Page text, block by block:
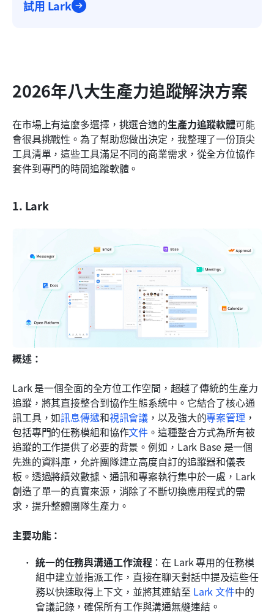
試用 Lark
2026年八大生產力追蹤解決方案
在市場上有這麼多選擇，挑選合適的生產力追蹤軟體可能
會很具挑戰性。為了幫助您做出決定，我整理了一份頂尖
工具清單，這些工具滿足不同的商業需求，從全方位協作
套件到專門的時間追蹤軟體。
1. Lark
概述：
Lark 是一個全面的全方位工作空間，超越了傳統的生產力
追蹤，將其直接整合到協作生態系統中。它結合了核心通
訊工具，如訊息傳遞和視訊會議 ，以及強大的專案管理 ，
包括專門的任務模組和協作文件 。這種整合方式為所有被
追蹤的工作提供了必要的背景。例如，Lark Base 是一個
先進的資料庫，允許團隊建立高度自訂的追蹤器和儀表
板。透過將績效數據、通訊和專案執行集中於一處，Lark
創造了單一的真實來源，消除了不斷切換應用程式的需
求，提升整體團隊生產力。
主要功能：
統一的任務與溝通工作流程 ：在 Lark 專用的任務模
組中建立並指派工作，直接在聊天對話中提及這些任
務以快速取得上下文，並將其連結至 Lark 文件中的
會議記錄，確保所有工作與溝通無縫連結。